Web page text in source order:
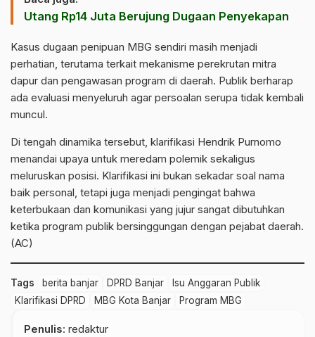
Utang Rp14 Juta Berujung Dugaan Penyekapan
Kasus dugaan penipuan MBG sendiri masih menjadi
perhatian, terutama terkait mekanisme perekrutan mitra
dapur dan pengawasan program di daerah. Publik berharap
ada evaluasi menyeluruh agar persoalan serupa tidak kembali
muncul.
Di tengah dinamika tersebut, klarifikasi Hendrik Purnomo
menandai upaya untuk meredam polemik sekaligus
meluruskan posisi. Klarifikasi ini bukan sekadar soal nama
baik personal, tetapi juga menjadi pengingat bahwa
keterbukaan dan komunikasi yang jujur sangat dibutuhkan
ketika program publik bersinggungan dengan pejabat daerah.
(AC)
Tags berita banjar DPRD Banjar
Isu Anggaran Publik
Klarifikasi DPRD
MBG Kota Banjar Program MBG
Penulis: redaktur